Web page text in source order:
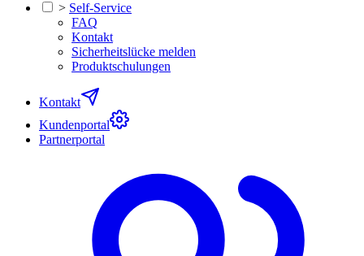
> Self-Service
FAQ
Kontakt
Sicherheitslücke melden
Produktschulungen
Kontakt
Kundenportal
Partnerportal